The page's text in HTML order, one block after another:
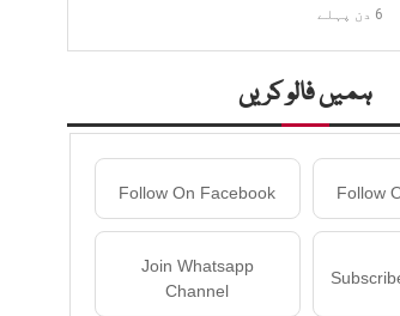
6 دن پہلے
ہمیں فالو کریں
Follow
Follow On Facebook
Join Whatsapp
Channel